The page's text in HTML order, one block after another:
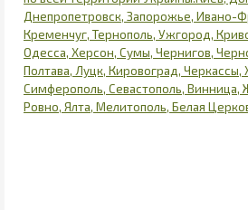
Днепропетровск, Запорожье, Ивано-
Кременчуг, Тернополь, Ужгород,
Одесса, Херсон, Сумы, Чернигов,
Полтава, Луцк, Кировоград, Черкассы,
Симферополь, Севастополь, Винница,
Ровно, Ялта, Мелитополь, Белая